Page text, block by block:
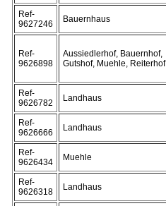
Ref-
9627246
Bauernhaus
Ref-
9626898
Aussiedlerhof, Bauernhof,
Gutshof, Muehle, Reiterhof
Ref-
9626782
Landhaus
Ref-
9626666
Landhaus
Ref-
9626434
Muehle
Ref-
9626318
Landhaus